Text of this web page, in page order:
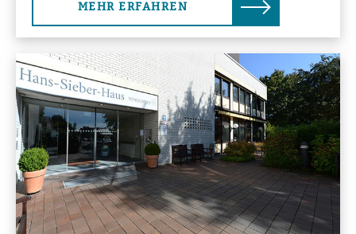
MEHR ERFAHREN